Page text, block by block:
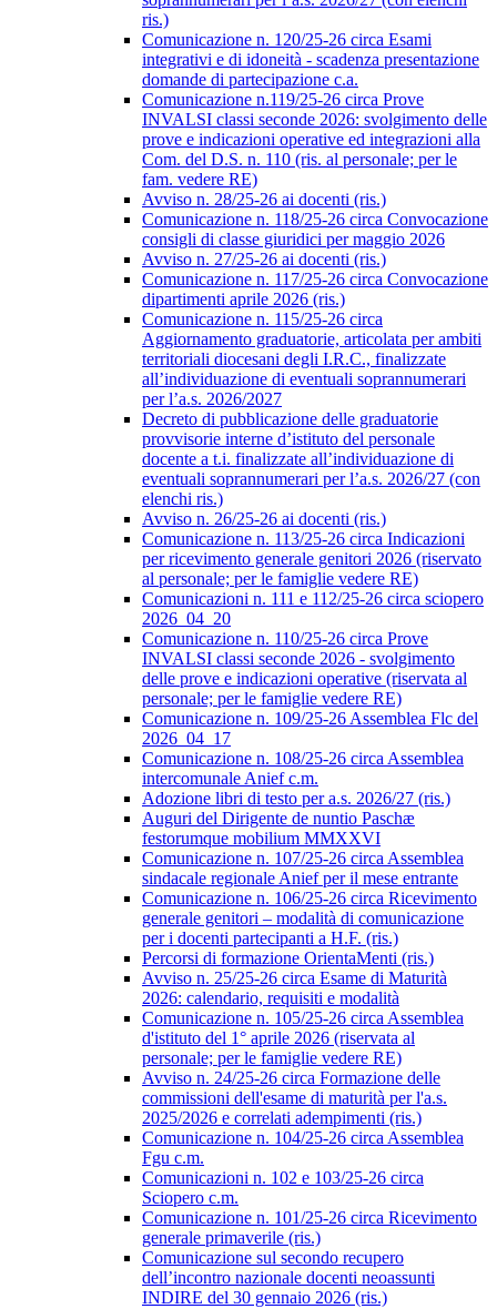
ris.)
Comunicazione n. 120/25-26 circa Esami
integrativi e di idoneità - scadenza presentazione
domande di partecipazione c.a.
Comunicazione n.119/25-26 circa Prove
INVALSI classi seconde 2026: svolgimento delle
prove e indicazioni operative ed integrazioni alla
Com. del D.S. n. 110 (ris. al personale; per le
fam. vedere RE)
Avviso n. 28/25-26 ai docenti (ris.)
Comunicazione n. 118/25-26 circa Convocazione
consigli di classe giuridici per maggio 2026
Avviso n. 27/25-26 ai docenti (ris.)
Comunicazione n. 117/25-26 circa Convocazione
dipartimenti aprile 2026 (ris.)
Comunicazione n. 115/25-26 circa
Aggiornamento graduatorie, articolata per ambiti
territoriali diocesani degli I.R.C., finalizzate
all’individuazione di eventuali soprannumerari
per l’a.s. 2026/2027
Decreto di pubblicazione delle graduatorie
provvisorie interne d’istituto del personale
docente a t.i. finalizzate all’individuazione di
eventuali soprannumerari per l’a.s. 2026/27 (con
elenchi ris.)
Avviso n. 26/25-26 ai docenti (ris.)
Comunicazione n. 113/25-26 circa Indicazioni
per ricevimento generale genitori 2026 (riservato
al personale; per le famiglie vedere RE)
Comunicazioni n. 111 e 112/25-26 circa sciopero
2026_04_20
Comunicazione n. 110/25-26 circa Prove
INVALSI classi seconde 2026 - svolgimento
delle prove e indicazioni operative (riservata al
personale; per le famiglie vedere RE)
Comunicazione n. 109/25-26 Assemblea Flc del
2026_04_17
Comunicazione n. 108/25-26 circa Assemblea
intercomunale Anief c.m.
Adozione libri di testo per a.s. 2026/27 (ris.)
Auguri del Dirigente de nuntio Paschæ
festorumque mobilium MMXXVI
Comunicazione n. 107/25-26 circa Assemblea
sindacale regionale Anief per il mese entrante
Comunicazione n. 106/25-26 circa Ricevimento
generale genitori – modalità di comunicazione
per i docenti partecipanti a H.F. (ris.)
Percorsi di formazione OrientaMenti (ris.)
Avviso n. 25/25-26 circa Esame di Maturità
2026: calendario, requisiti e modalità
Comunicazione n. 105/25-26 circa Assemblea
d'istituto del 1° aprile 2026 (riservata al
personale; per le famiglie vedere RE)
Avviso n. 24/25-26 circa Formazione delle
commissioni dell'esame di maturità per l'a.s.
2025/2026 e correlati adempimenti (ris.)
Comunicazione n. 104/25-26 circa Assemblea
Fgu c.m.
Comunicazioni n. 102 e 103/25-26 circa
Sciopero c.m.
Comunicazione n. 101/25-26 circa Ricevimento
generale primaverile (ris.)
Comunicazione sul secondo recupero
dell’incontro nazionale docenti neoassunti
INDIRE del 30 gennaio 2026 (ris.)